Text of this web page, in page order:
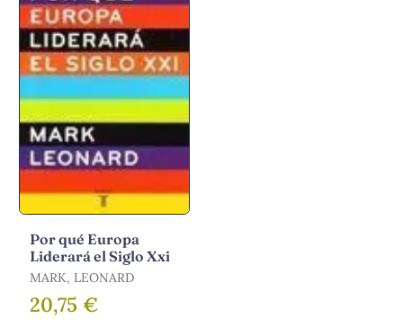
Por qué Europa
Liderará el Siglo Xxi
MARK, LEONARD
20,75 €